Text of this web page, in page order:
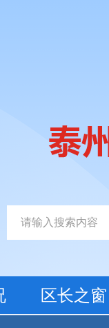
区长之窗